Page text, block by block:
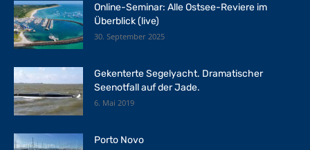
Online-Seminar: Alle Ostsee-Reviere im
Überblick (live)
30. September 2025
Gekenterte Segelyacht. Dramatischer
Seenotfall auf der Jade.
6. Mai 2019
Porto Novo